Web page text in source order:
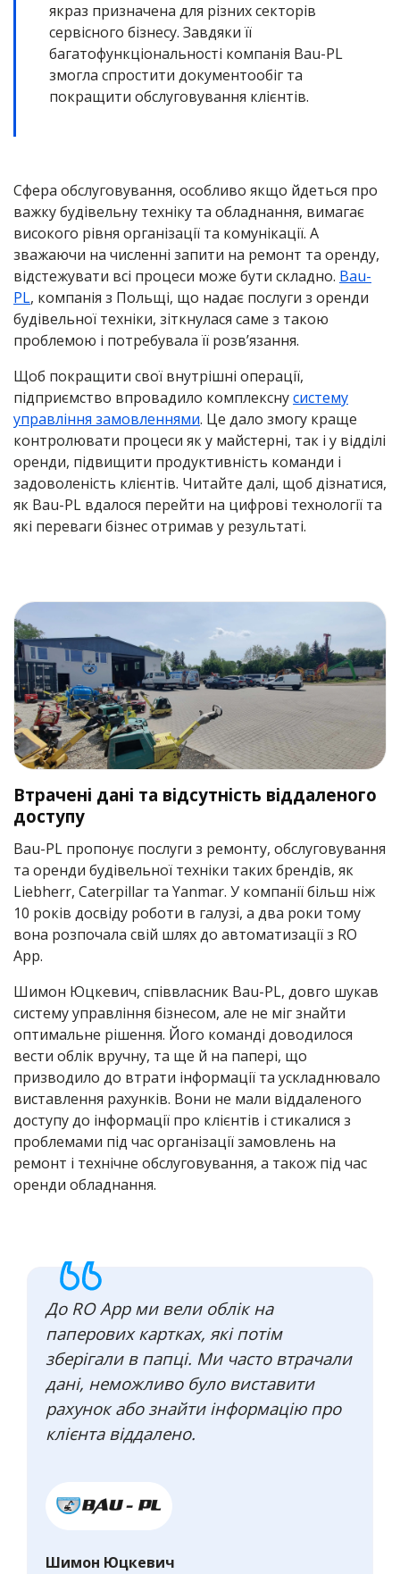
якраз призначена для різних секторів
сервісного бізнесу. Завдяки її
багатофункціональності компанія Bau-PL
змогла спростити документообіг та
покращити обслуговування клієнтів.
Сфера обслуговування, особливо якщо йдеться про
важку будівельну техніку та обладнання, вимагає
високого рівня організації та комунікації. А
зважаючи на численні запити на ремонт та оренду,
відстежувати всі процеси може бути складно. Bau-
PL, компанія з Польщі, що надає послуги з оренди
будівельної техніки, зіткнулася саме з такою
проблемою і потребувала її розв’язання.
Щоб покращити свої внутрішні операції,
підприємство впровадило комплекснусистему
управління замовленнями. Це дало змогу краще
контролювати процеси як у майстерні, так і у відділі
оренди, підвищити продуктивність команди і
задоволеність клієнтів. Читайте далі, щоб дізнатися,
як Bau-PL вдалося перейти на цифрові технології та
які переваги бізнес отримав у результаті.
Втрачені дані та відсутність віддаленого
доступу
Bau-PL пропонує послуги з ремонту, обслуговування
та оренди будівельної техніки таких брендів, як
Liebherr, Caterpillar та Yanmar. У компанії більш ніж
10 років досвіду роботи в галузі, а два роки тому
вона розпочала свій шлях до автоматизації з RO
App.
Шимон Юцкевич, співвласник Bau-PL, довго шукав
систему управління бізнесом, але не міг знайти
оптимальне рішення. Його команді доводилося
вести облік вручну, та ще й на папері, що
призводило до втрати інформації та ускладнювало
виставлення рахунків. Вони не мали віддаленого
доступу до інформації про клієнтів і стикалися з
проблемами під час організації замовлень на
ремонт і технічне обслуговування, а також під час
оренди обладнання.
До RO App ми вели облік на
паперових картках, які потім
зберігали в папці. Ми часто втрачали
дані, неможливо було виставити
рахунок або знайти інформацію про
клієнта віддалено.
Шимон Юцкевич